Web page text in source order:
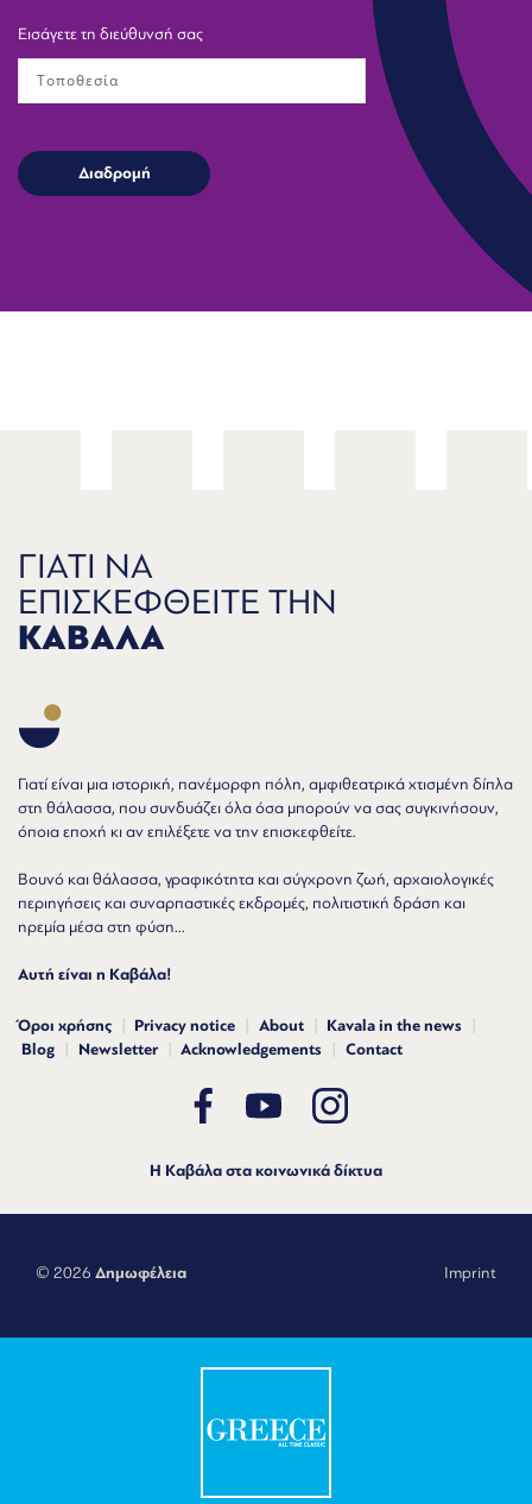
Εισάγετε τη διεύθυνσή σας
ΓΙΑΤΙ ΝΑ
ΕΠΙΣΚΕΦΘΕΙΤΕ ΤΗΝ
ΚΑΒΑΛΑ
Γιατί είναι μια ιστορική, πανέμορφη πόλη, αμφιθεατρικά χτισμένη δίπλα
στη θάλασσα, που συνδυάζει όλα όσα μπορούν να σας συγκινήσουν,
όποια εποχή κι αν επιλέξετε να την επισκεφθείτε.
Βουνό και θάλασσα, γραφικότητα και σύγχρονη ζωή, αρχαιολογικές
περιηγήσεις και συναρπαστικές εκδρομές, πολιτιστική δράση και
ηρεμία μέσα στη φύση...
Αυτή είναι η Καβάλα!
Όροι χρήσης Privacy notice About
Kavala in the news
Blog
Newsletter Acknowledgements Contact
Η Καβάλα στα κοινωνικά δίκτυα
© 2026 Δημωφέλεια Imprint